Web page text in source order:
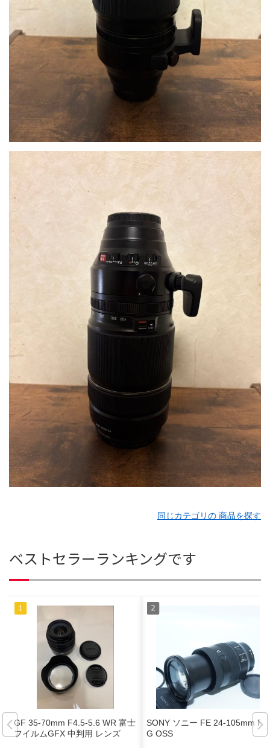
同じカテゴリの 商品を探す
ベストセラーランキングです
GF 35-70mm F4.5-5.6 WR 富士
フイルムGFX 中判用 レンズ
SONY ソニー FE 24-105mm F4
G OSS